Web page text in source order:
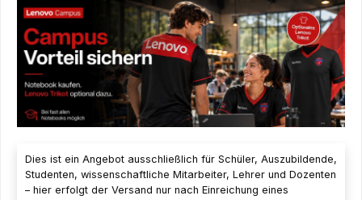
Dies ist ein Angebot ausschließlich für Schüler, Auszubildende,
Studenten, wissenschaftliche Mitarbeiter, Lehrer und Dozenten
– hier erfolgt der Versand nur nach Einreichung eines